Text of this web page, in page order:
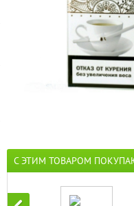
С ЭТИМ ТОВАРОМ